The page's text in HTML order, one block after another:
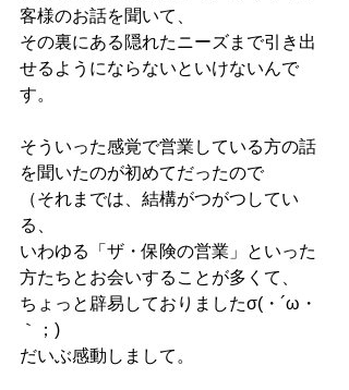
客様のお話を聞いて、
その裏にある隠れたニーズまで引き出
せるようにならないといけないんで
す。
そういった感覚で営業している方の話
を聞いたのが初めてだったので
（それまでは、結構がつがつしてい
る、
いわゆる「ザ・保険の営業」といった
方たちとお会いすることが多くて、
ちょっと辟易しておりましたσ(・´ω・
｀；)
だいぶ感動しまして。